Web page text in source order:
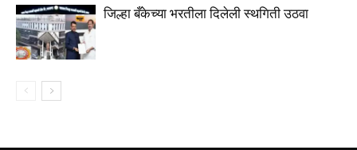
जिल्हा बँकेच्या भरतीला दिलेली स्थगिती उठवा